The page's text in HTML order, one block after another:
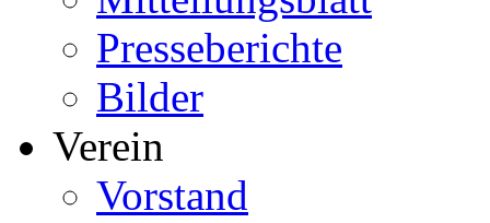
Presseberichte
Bilder
Verein
Vorstand